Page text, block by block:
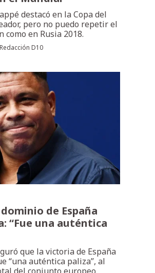
destacó en la Copa del
pero no puedo repetir el
como en Rusia 2018.
Redacción D10
de España
“Fue una auténtica
que la victoria de España
“una auténtica paliza”, al